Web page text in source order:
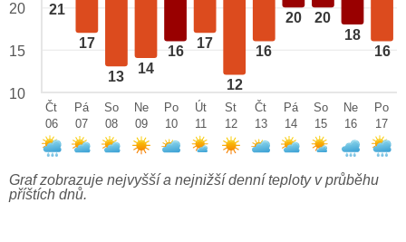
21
17
13
14
16
17
12
16
20 20
18
16
20
15
10
Čt
06
Pá
07
So
08
Ne
09
Po
10
Út
11
St
12
Čt
13
Pá
14
So
15
Ne
16
Po
17
Graf zobrazuje nejvyšší a nejnižší denní teploty v průběhu
příštích dnů.